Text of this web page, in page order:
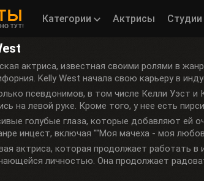
ТУТ!
Категории Актрисы Студии
актриса, известная своими ролями в
Kelly West начала свою карьеру в
псевдонимов, в том числе Келли Уэст
на левой руке. Кроме того, у нее есть
голубые глаза, которые добавляют ей
инцест, включая ""Моя мачеха - моя
актриса, которая продолжает работать
личностью. Она продолжает